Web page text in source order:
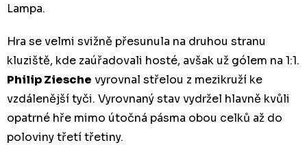
Lampa.
Hra se velmi svižně přesunula na druhou stranu
kluziště, kde zaúřadovali hosté, avšak už gólem na 1:1.
Philip Ziesche vyrovnal střelou z mezikruží ke
vzdálenější tyči. Vyrovnaný stav vydržel hlavně kvůli
opatrné hře mimo útočná pásma obou celků až do
poloviny třetí třetiny.